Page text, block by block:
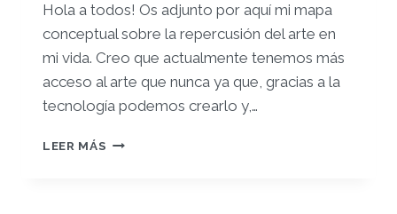
Hola a todos! Os adjunto por aquí mi mapa
conceptual sobre la repercusión del arte en
mi vida. Creo que actualmente tenemos más
acceso al arte que nunca ya que, gracias a la
tecnología podemos crearlo y,…
LEER MÁS